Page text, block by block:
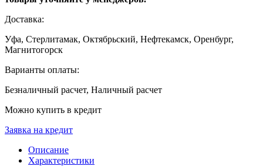
Доставка:
Уфа, Стерлитамак, Октябрьский, Нефтекамск, Оренбург,
Магнитогорск
Варианты оплаты:
Безналичный расчет, Наличный расчет
Можно купить в кредит
Заявка на кредит
Описание
Характеристики